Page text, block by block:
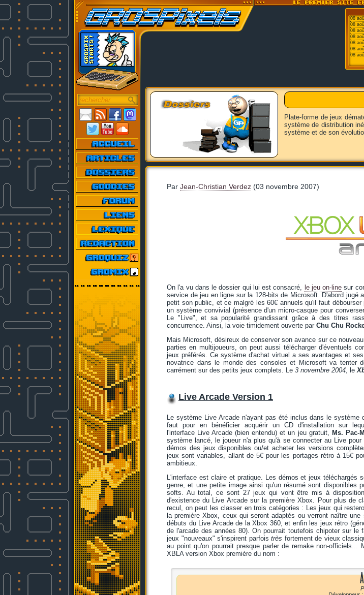
08
08
08
08
08
08
08
Plate-forme de jeux
système de distribution
système et de son
Par Jean-Christian Verdez (03 novembre 2007)
On l'a vu dans le dossier qui lui est consacré, le jeu on-line sur
service de jeu en ligne sur la 128-bits de Microsoft. D'abord
petit son public, et ce malgré les 60€ annuels qu'il faut
un système convivial (présence d'un micro-casque pour
Le "Live", et sa popularité grandissant grâce à des titres
concurrence. Ainsi, la voie timidement ouverte par Chu Chu
Mais Microsoft, désireux de conserver son avance sur ce
parties en multijoueurs, on peut aussi télécharger d'éventuels
jeux préférés. Ce système d'achat virtuel a ses avantages et
novatrice dans le monde des consoles et Microsoft va tenter
carrément sur des petits jeux complets. Le 3 novembre 2004, le
Live Arcade Version 1
Le système Live Arcade n'ayant pas été inclus dans le système
faut pour en bénéficier acquérir un CD d'installation sur
l'interface Live Arcade (bien entendu) et un jeu gratuit, Ms. Pac-
système lancé, le joueur n'a plus qu'à se connecter au Live pour
démos des jeux disponibles ou/et acheter les versions
jeux sont variables, allant de 5€ pour les portages rétro à 15€
ambitieux.
L'interface est claire et pratique. Les démos et jeux téléchargés
genre, et une petite image ainsi qu'un résumé sont disponibles
softs. Au total, ce sont 27 jeux qui vont être mis à
d'existence du Live Arcade sur la première Xbox. Pour plus de
recul, on peut les classer en trois catégories : Les jeux qui
la première Xbox, ceux qui seront adaptés ou verront naître une
débuts du Live Arcade de la Xbox 360, et enfin les jeux rétro
de l'arcade des années 80). On pourrait toutefois chipoter sur le
jeux "nouveaux" s'inspirent parfois très fortement de vieux
au point qu'on pourrait presque parler de remake non-
XBLA version Xbox première du nom :